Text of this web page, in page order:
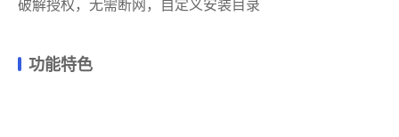
破解授权，无需断网，自定义安装目录
功能特色